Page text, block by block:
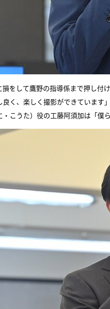
をして鷹野の指導係まで押し付
く、楽しく撮影ができています
こうた）役の工藤阿須加は「僕